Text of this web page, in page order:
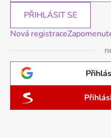
PŘIHLÁSIT SE
Nová registrace